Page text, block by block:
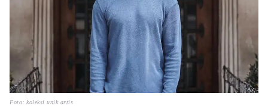
Foto: koleksi unik artis